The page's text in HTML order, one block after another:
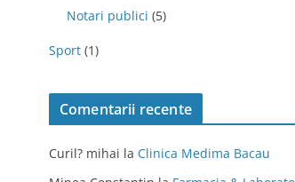
Notari publici (5)
Sport (1)
Comentarii recente
Curil? mihai la Clinica Medima Bacau